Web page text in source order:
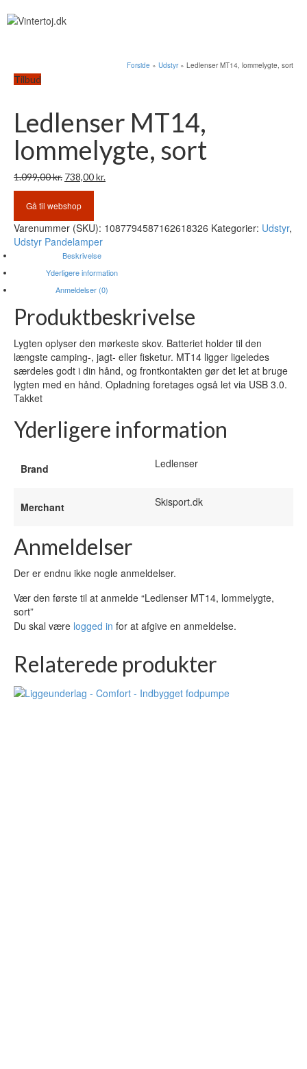
Forside » Udstyr » Ledlenser MT14, lommelygte, sort
Tilbud
Ledlenser MT14,
lommelygte, sort
1.099,00kr. Den
oprindelige
pris
1.099,00 kr..
738,00kr.
738,00 kr..
Gå til webshop
Varenummer (SKU): 1087794587162618326 Kategorier: Udstyr,
Udstyr Pandelamper
Beskrivelse
Yderligere information
Anmeldelser (0)
Produktbeskrivelse
Lygten oplyser den mørkeste skov. Batteriet holder til den
længste camping-, jagt- eller fisketur. MT14 ligger ligeledes
særdeles godt i din hånd, og frontkontakten gør det let at bruge
lygten med en hånd. Opladning foretages også let via USB 3.0.
Takket
Yderligere information
Brand Ledlenser
Merchant Skisport.dk
Anmeldelser
Der er endnu ikke nogle anmeldelser.
Vær den første til at anmelde “Ledlenser MT14, lommelygte,
sort”
Du skal være logged in for at afgive en anmeldelse.
Relaterede produkter